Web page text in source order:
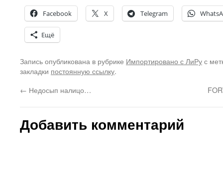
Facebook X Telegram
Ещё
Запись опубликована в рубрике Импортировано с ЛиРус
закладки постоянную ссылку.
← Недосып налицо…
Добавить комментарий